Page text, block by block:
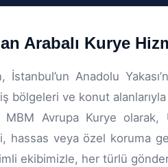
Arabalı Kurye
İstanbul’un Anadolu
bölgeleri ve konut
MBM Avrupa Kurye olarak,
hassas veya özel koruma
ekibimizle, her türlü